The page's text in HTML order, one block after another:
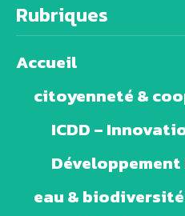
Rubriques
Accueil
citoyenneté &
ICDD –
eau & biodiversité